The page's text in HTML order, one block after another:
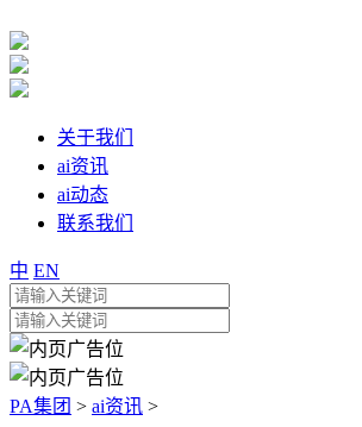
关于我们
ai资讯
ai动态
联系我们
中 EN
PA集团 > ai资讯 >